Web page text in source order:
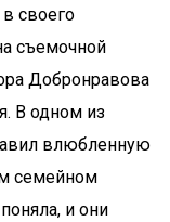
своего
съемочной
Добронравова
В одном из
влюбленную
семейном
и они